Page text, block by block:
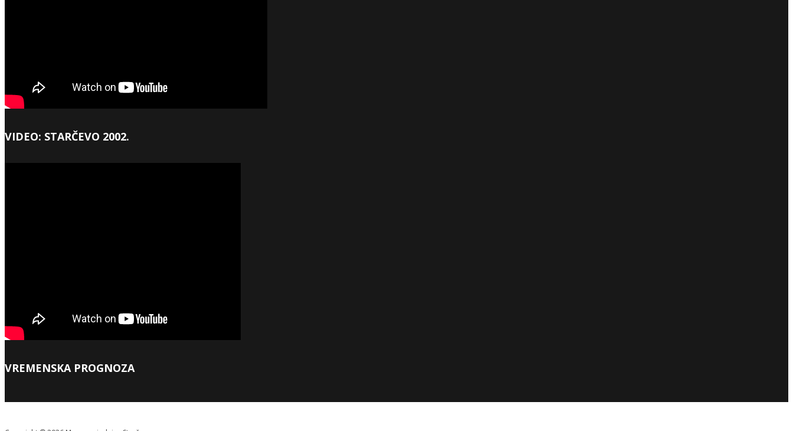
VIDEO: STARČEVO 2002.
VREMENSKA PROGNOZA